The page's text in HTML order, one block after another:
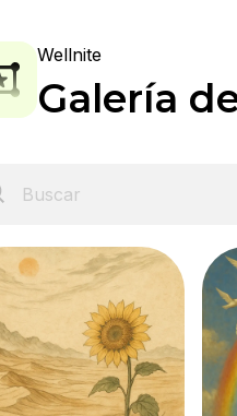
Wellnite
Galería